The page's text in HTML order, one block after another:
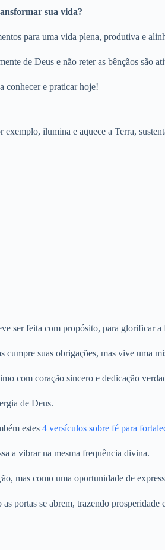
sua vida?
para uma vida plena, produtiva e
de Deus e não reter as bênçãos são
conhecer e praticar hoje!
ilumina e aquece a Terra,
ser feita com propósito, para glorificar a
cumpre suas obrigações, mas vive uma
com coração sincero e dedicação
de Deus.
estes 4 versículos sobre fé para
a vibrar na mesma frequência divina.
mas como uma oportunidade de
portas se abrem, trazendo prosperidade